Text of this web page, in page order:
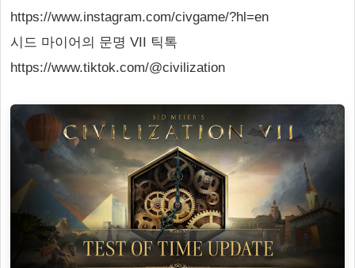
https://www.instagram.com/civgame/?hl=en
시드 마이어의 문명 VII 틱톡
https://www.tiktok.com/@civilization